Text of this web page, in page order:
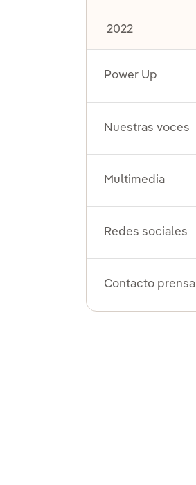
2022
Power Up
Nuestras voces
Multimedia
Redes sociales
Contacto prensa